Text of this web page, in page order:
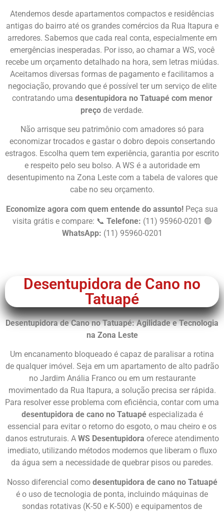
Atendemos desde apartamentos compactos e residências
antigas do bairro até os grandes comércios da Rua Itapura e
arredores. Sabemos que cada real conta, especialmente em
emergências inesperadas. Por isso, ao chamar a WS, você
recebe um orçamento detalhado na hora, sem letras miúdas.
Aceitamos diversas formas de pagamento e facilitamos a
negociação, provando que é possível ter um serviço de elite
contratando uma desentupidora no Tatuapé com menor
preço de verdade.
Não arrisque seu patrimônio com amadores só para
economizar trocados e gastar o dobro depois consertando
estragos. Escolha quem tem experiência, garantia por escrito
e respeito pelo seu bolso. A WS é a autoridade em
desentupimento na Zona Leste com a tabela de valores que
cabe no seu orçamento.
Economize agora com quem entende do assunto! Peça sua
visita grátis e compare: 📞 Telefone: (11) 95960-0201 🟢
WhatsApp: (11) 95960-0201
Desentupidora de Cano no
Tatuapé
Desentupidora de Cano no Tatuapé: Agilidade e Tecnologia
na Zona Leste
Um encanamento bloqueado é capaz de paralisar a rotina
de qualquer imóvel. Seja em um apartamento de alto padrão
no Jardim Anália Franco ou em um restaurante
movimentado da Rua Itapura, a solução precisa ser rápida.
Para resolver esse problema com eficiência, contar com uma
desentupidora de cano no Tatuapéespecializada é
essencial para evitar o retorno do esgoto, o mau cheiro e os
danos estruturais. A WS Desentupidora oferece atendimento
imediato, utilizando métodos modernos que liberam o fluxo
da água sem a necessidade de quebrar pisos ou paredes.
Nosso diferencial como desentupidora de cano no Tatuapé
é o uso de tecnologia de ponta, incluindo máquinas de
sondas rotativas (K-50 e K-500) e equipamentos de